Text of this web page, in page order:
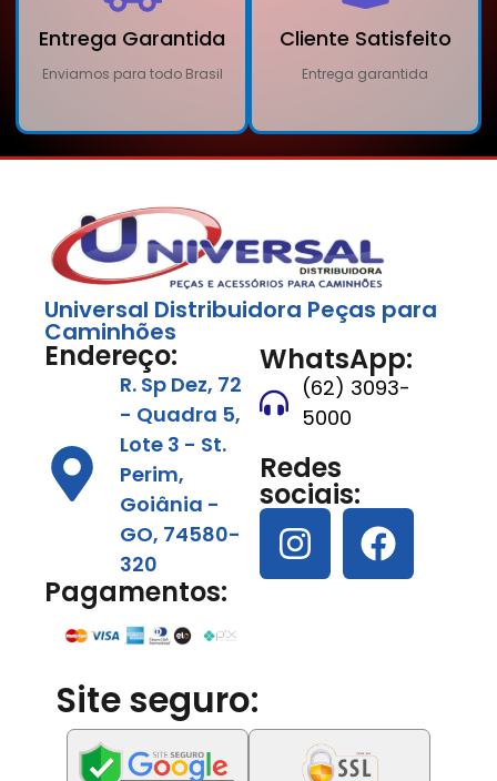
Entrega Garantida
Enviamos para todo Brasil
Cliente Satisfeito
Entrega garantida
Universal Distribuidora Peças para
Caminhões
Endereço:
R. Sp Dez, 72
- Quadra 5,
Lote 3 - St.
Perim,
Goiânia -
GO, 74580-
320
Pagamentos:
WhatsApp:
(62) 3093-
5000
Redes
sociais:
Site seguro: